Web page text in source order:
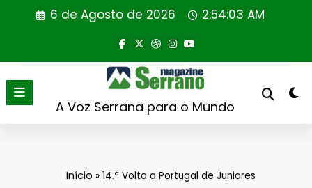
6 de Agosto de 2026 2:54:04 AM
A Voz Serrana para o Mundo
Início » 14.ª Volta a Portugal de Juniores